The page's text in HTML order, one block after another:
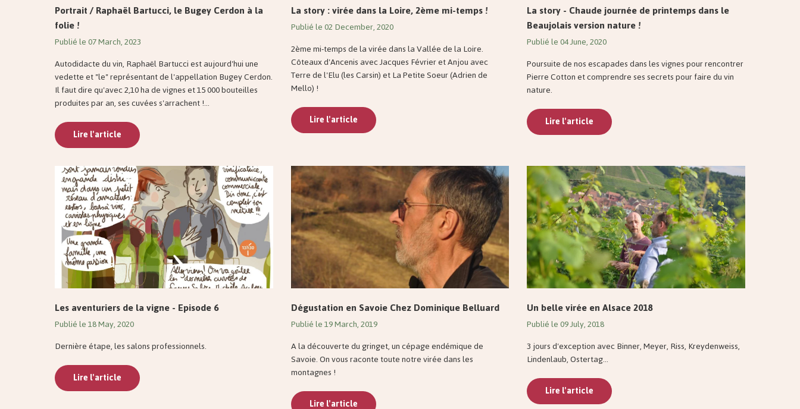
Portrait / Raphaël Bartucci, le Bugey Cerdon à la
folie !
Publié le 07 March, 2023
Autodidacte du vin, Raphaël Bartucci est aujourd'hui une
vedette et "le" représentant de l'appellation Bugey Cerdon.
Il faut dire qu'avec 2,10 ha de vignes et 15 000 bouteilles
produites par an, ses cuvées s'arrachent !...
Lire l'article
La story : virée dans la Loire, 2ème mi-temps !
Publié le 02 December, 2020
2ème mi-temps de la virée dans la Vallée de la Loire.
Côteaux d'Ancenis avec Jacques Février et Anjou avec
Terre de l'Elu (les Carsin) et La Petite Soeur (Adrien de
Mello) !
Lire l'article
La story - Chaude journée de printemps dans le
Beaujolais version nature !
Publié le 04 June, 2020
Poursuite de nos escapades dans les vignes pour rencontrer
Pierre Cotton et comprendre ses secrets pour faire du vin
nature.
Lire l'article
Les aventuriers de la vigne - Episode 6
Publié le 18 May, 2020
Dernière étape, les salons professionnels.
Lire l'article
Dégustation en Savoie Chez Dominique Belluard
Publié le 19 March, 2019
A la découverte du gringet, un cépage endémique de
Savoie. On vous raconte toute notre virée dans les
montagnes !
Lire l'article
Un belle virée en Alsace 2018
Publié le 09 July, 2018
3 jours d'exception avec Binner, Meyer, Riss, Kreydenweiss,
Lindenlaub, Ostertag...
Lire l'article